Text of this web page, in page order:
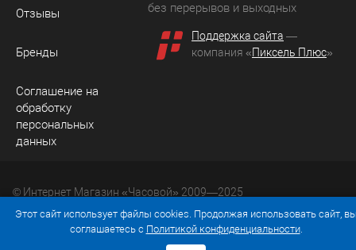
Отзывы
Бренды
Соглашение на
обработку
персональных
данных
без перерывов и выходных
Поддержка сайта —
компания «Пиксель Плюс»
© Интернет Магазин «Часовой» 2009—2025
Юридический адрес: 214036 Россия, г. Смоленск, ул.
Рыленкова, д. 61а, кв. 24.
Этот сайт использует файлы cookies. Продолжая использовать сайт,
соглашаетесь с Политикой конфиденциальности.